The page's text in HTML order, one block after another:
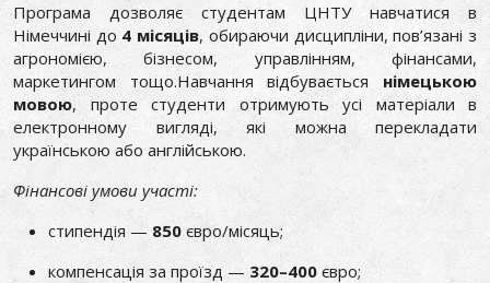
Програма дозволяє студентам ЦНТУ навчатися в
Німеччині до 4 місяців, обираючи дисципліни, пов’язані з
агрономією, бізнесом, управлінням, фінансами,
маркетингом тощо.Навчання відбувається німецькою
мовою, проте студенти отримують усі матеріали в
електронному вигляді, які можна перекладати
українською або англійською.
Фінансові умови участі:
стипендія — 850 євро/місяць;
компенсація за проїзд — 320–400 євро;